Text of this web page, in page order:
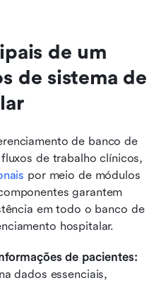
de um
de sistema de
de banco de
de trabalho clínicos,
por meio de módulos
garantem
em todo o banco de
hospitalar.
dados essenciais,